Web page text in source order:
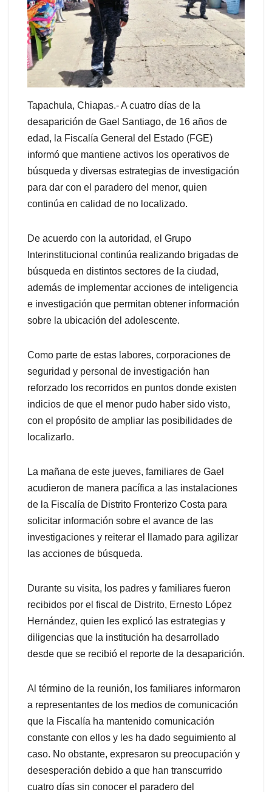
Tapachula, Chiapas.- A cuatro días de la
desaparición de Gael Santiago, de 16 años de
edad, la Fiscalía General del Estado (FGE)
informó que mantiene activos los operativos de
búsqueda y diversas estrategias de investigación
para dar con el paradero del menor, quien
continúa en calidad de no localizado.
De acuerdo con la autoridad, el Grupo
Interinstitucional continúa realizando brigadas de
búsqueda en distintos sectores de la ciudad,
además de implementar acciones de inteligencia
e investigación que permitan obtener información
sobre la ubicación del adolescente.
Como parte de estas labores, corporaciones de
seguridad y personal de investigación han
reforzado los recorridos en puntos donde existen
indicios de que el menor pudo haber sido visto,
con el propósito de ampliar las posibilidades de
localizarlo.
La mañana de este jueves, familiares de Gael
acudieron de manera pacífica a las instalaciones
de la Fiscalía de Distrito Fronterizo Costa para
solicitar información sobre el avance de las
investigaciones y reiterar el llamado para agilizar
las acciones de búsqueda.
Durante su visita, los padres y familiares fueron
recibidos por el fiscal de Distrito, Ernesto López
Hernández, quien les explicó las estrategias y
diligencias que la institución ha desarrollado
desde que se recibió el reporte de la desaparición.
Al término de la reunión, los familiares informaron
a representantes de los medios de comunicación
que la Fiscalía ha mantenido comunicación
constante con ellos y les ha dado seguimiento al
caso. No obstante, expresaron su preocupación y
desesperación debido a que han transcurrido
cuatro días sin conocer el paradero del